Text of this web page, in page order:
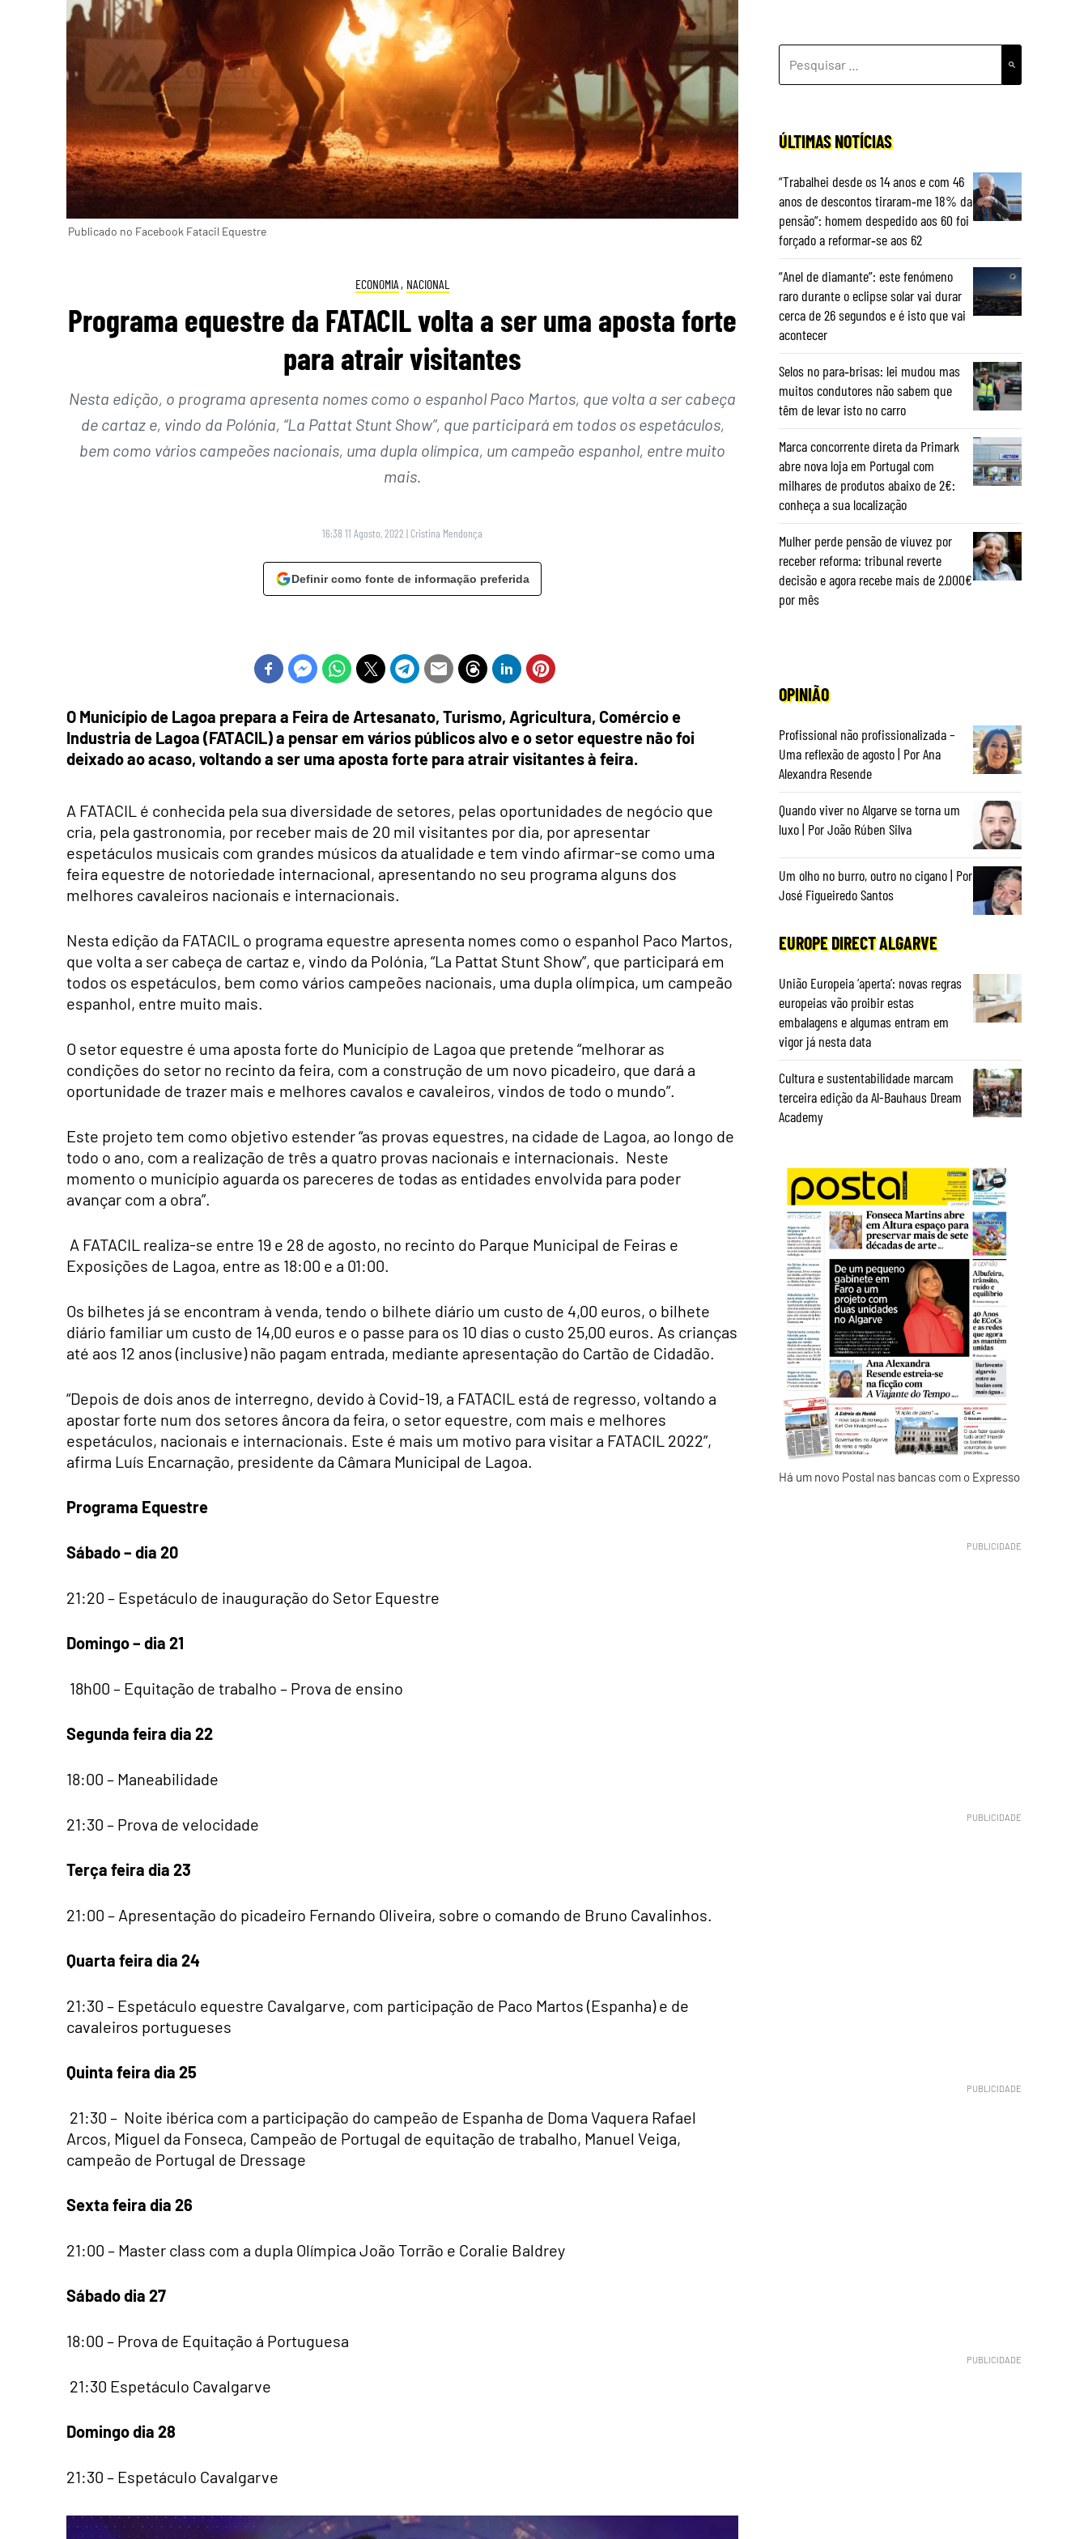
Publicado no Facebook Fatacil Equestre
ECONOMIA , NACIONAL
Programa equestre da FATACIL volta a ser uma aposta forte
para atrair visitantes
Nesta edição, o programa apresenta nomes como o espanhol Paco Martos, que volta a ser cabeça
de cartaz e, vindo da Polónia, “La Pattat Stunt Show”, que participará em todos os espetáculos,
bem como vários campeões nacionais, uma dupla olímpica, um campeão espanhol, entre muito
mais.
16:38 11 Agosto, 2022 | Cristina Mendonça
Definir como fonte de informação preferida
O Município de Lagoa prepara a Feira de Artesanato, Turismo, Agricultura, Comércio e
Industria de Lagoa (FATACIL) a pensar em vários públicos alvo e o setor equestre não foi
deixado ao acaso, voltando a ser uma aposta forte para atrair visitantes à feira.
A FATACIL é conhecida pela sua diversidade de setores, pelas oportunidades de negócio que
cria, pela gastronomia, por receber mais de 20 mil visitantes por dia, por apresentar
espetáculos musicais com grandes músicos da atualidade e tem vindo afirmar-se como uma
feira equestre de notoriedade internacional, apresentando no seu programa alguns dos
melhores cavaleiros nacionais e internacionais.
Nesta edição da FATACIL o programa equestre apresenta nomes como o espanhol Paco Martos,
que volta a ser cabeça de cartaz e, vindo da Polónia, “La Pattat Stunt Show”, que participará em
todos os espetáculos, bem como vários campeões nacionais, uma dupla olímpica, um campeão
espanhol, entre muito mais.
O setor equestre é uma aposta forte do Município de Lagoa que pretende “melhorar as
condições do setor no recinto da feira, com a construção de um novo picadeiro, que dará a
oportunidade de trazer mais e melhores cavalos e cavaleiros, vindos de todo o mundo”.
Este projeto tem como objetivo estender “as provas equestres, na cidade de Lagoa, ao longo de
todo o ano, com a realização de três a quatro provas nacionais e internacionais. Neste
momento o município aguarda os pareceres de todas as entidades envolvida para poder
avançar com a obra”.
A FATACIL realiza-se entre 19 e 28 de agosto, no recinto do Parque Municipal de Feiras e
Exposições de Lagoa, entre as 18:00 e a 01:00.
Os bilhetes já se encontram à venda, tendo o bilhete diário um custo de 4,00 euros, o bilhete
diário familiar um custo de 14,00 euros e o passe para os 10 dias o custo 25,00 euros. As crianças
até aos 12 anos (inclusive) não pagam entrada, mediante apresentação do Cartão de Cidadão.
“Depois de dois anos de interregno, devido à Covid-19, a FATACIL está de regresso, voltando a
apostar forte num dos setores âncora da feira, o setor equestre, com mais e melhores
espetáculos, nacionais e internacionais. Este é mais um motivo para visitar a FATACIL 2022”,
afirma Luís Encarnação, presidente da Câmara Municipal de Lagoa.
Programa Equestre
Sábado – dia 20
21:20 – Espetáculo de inauguração do Setor Equestre
Domingo – dia 21
18h00 – Equitação de trabalho – Prova de ensino
Segunda feira dia 22
18:00 – Maneabilidade
21:30 – Prova de velocidade
Terça feira dia 23
21:00 – Apresentação do picadeiro Fernando Oliveira, sobre o comando de Bruno Cavalinhos.
Quarta feira dia 24
21:30 – Espetáculo equestre Cavalgarve, com participação de Paco Martos (Espanha) e de
cavaleiros portugueses
Quinta feira dia 25
21:30 – Noite ibérica com a participação do campeão de Espanha de Doma Vaquera Rafael
Arcos, Miguel da Fonseca, Campeão de Portugal de equitação de trabalho, Manuel Veiga,
campeão de Portugal de Dressage
Sexta feira dia 26
21:00 – Master class com a dupla Olímpica João Torrão e Coralie Baldrey
Sábado dia 27
18:00 – Prova de Equitação á Portuguesa
21:30 Espetáculo Cavalgarve
Domingo dia 28
21:30 – Espetáculo Cavalgarve
POR:
ÚLTIMAS NOTÍCIAS
“Trabalhei desde os 14 anos e com 46
anos de descontos tiraram‑me 18% da
pensão”: homem despedido aos 60 foi
forçado a reformar‑se aos 62
“Anel de diamante”: este fenómeno
raro durante o eclipse solar vai durar
cerca de 26 segundos e é isto que vai
acontecer
Selos no para‑brisas: lei mudou mas
muitos condutores não sabem que
têm de levar isto no carro
Marca concorrente direta da Primark
abre nova loja em Portugal com
milhares de produtos abaixo de 2€:
conheça a sua localização
Mulher perde pensão de viuvez por
receber reforma: tribunal reverte
decisão e agora recebe mais de 2.000€
por mês
OPINIÃO
Profissional não profissionalizada –
Uma reflexão de agosto | Por Ana
Alexandra Resende
Quando viver no Algarve se torna um
luxo | Por João Rúben Silva
Um olho no burro, outro no cigano | Por
José Figueiredo Santos
EUROPE DIRECT ALGARVE
União Europeia ‘aperta’: novas regras
europeias vão proibir estas
embalagens e algumas entram em
vigor já nesta data
Cultura e sustentabilidade marcam
terceira edição da Al-Bauhaus Dream
Academy
Há um novo Postal nas bancas com o Expresso